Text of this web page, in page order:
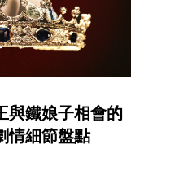
與鐵娘子相會的
情細節盤點